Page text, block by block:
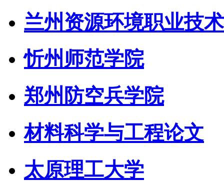
兰州资源环境职业技
忻州师范学院
郑州防空兵学院
材料科学与工程论文
太原理工大学